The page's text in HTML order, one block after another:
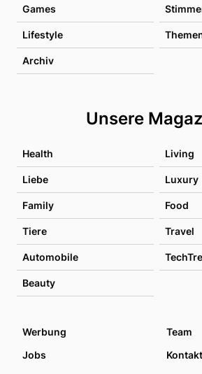
Games
Lifestyle
Archiv
Unsere
Health Living
Liebe Luxury
Family Food
Tiere Travel
Automobile
Beauty
Werbung
Team
Jobs
Kontakt